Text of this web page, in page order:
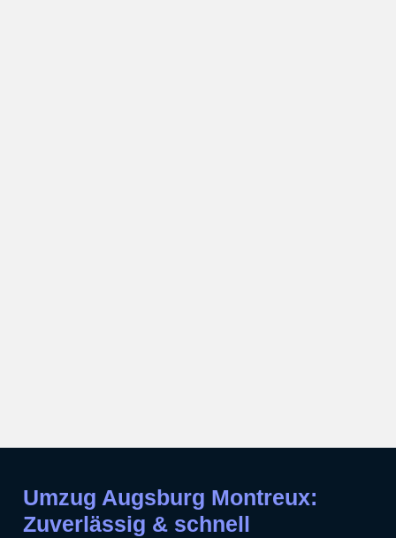
Umzug Augsburg Montreux:
Zuverlässig & schnell